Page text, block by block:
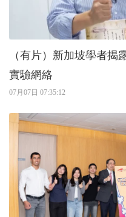
（有片）新加坡學者
實驗網絡
07月07日 07:35:12